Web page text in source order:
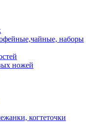
наборы
ножей
когтеточки